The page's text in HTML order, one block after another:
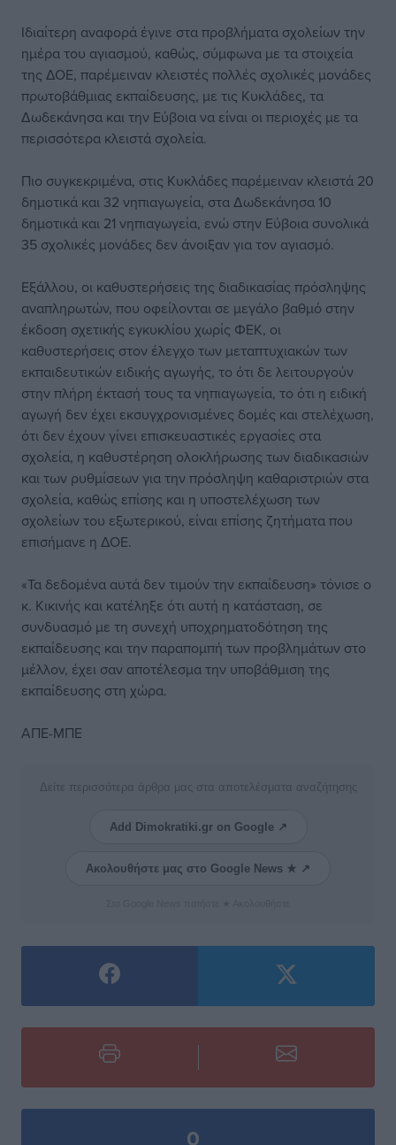
Ιδιαίτερη αναφορά έγινε στα προβλήματα σχολείων την
ημέρα του αγιασμού, καθώς, σύμφωνα με τα στοιχεία
της ΔΟΕ, παρέμειναν κλειστές πολλές σχολικές μονάδες
πρωτοβάθμιας εκπαίδευσης, με τις Κυκλάδες, τα
Δωδεκάνησα και την Εύβοια να είναι οι περιοχές με τα
περισσότερα κλειστά σχολεία.
Πιο συγκεκριμένα, στις Κυκλάδες παρέμειναν κλειστά 20
δημοτικά και 32 νηπιαγωγεία, στα Δωδεκάνησα 10
δημοτικά και 21 νηπιαγωγεία, ενώ στην Εύβοια συνολικά
35 σχολικές μονάδες δεν άνοιξαν για τον αγιασμό.
Εξάλλου, οι καθυστερήσεις της διαδικασίας πρόσληψης
αναπληρωτών, που οφείλονται σε μεγάλο βαθμό στην
έκδοση σχετικής εγκυκλίου χωρίς ΦΕΚ, οι
καθυστερήσεις στον έλεγχο των μεταπτυχιακών των
εκπαιδευτικών ειδικής αγωγής, το ότι δε λειτουργούν
στην πλήρη έκτασή τους τα νηπιαγωγεία, το ότι η ειδική
αγωγή δεν έχει εκσυγχρονισμένες δομές και στελέχωση,
ότι δεν έχουν γίνει επισκευαστικές εργασίες στα
σχολεία, η καθυστέρηση ολοκλήρωσης των διαδικασιών
και των ρυθμίσεων για την πρόσληψη καθαριστριών στα
σχολεία, καθώς επίσης και η υποστελέχωση των
σχολείων του εξωτερικού, είναι επίσης ζητήματα που
επισήμανε η ΔΟΕ.
«Τα δεδομένα αυτά δεν τιμούν την εκπαίδευση» τόνισε ο
κ. Κικινής και κατέληξε ότι αυτή η κατάσταση, σε
συνδυασμό με τη συνεχή υποχρηματοδότηση της
εκπαίδευσης και την παραπομπή των προβλημάτων στο
μέλλον, έχει σαν αποτέλεσμα την υποβάθμιση της
εκπαίδευσης στη χώρα.
ΑΠΕ-ΜΠΕ
Δείτε περισσότερα άρθρα μας στα αποτελέσματα αναζήτησης
Add Dimokratiki.gr on Google ↗
Ακολουθήστε μας στο Google News ★ ↗
0